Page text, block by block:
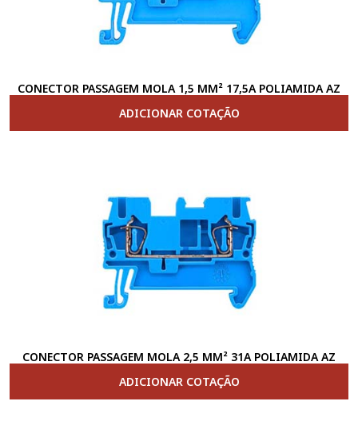
CONECTOR PASSAGEM MOLA 1,5 MM² 17,5A POLIAMIDA AZ
ADICIONAR COTAÇÃO
CONECTOR PASSAGEM MOLA 2,5 MM² 31A POLIAMIDA AZ
ADICIONAR COTAÇÃO